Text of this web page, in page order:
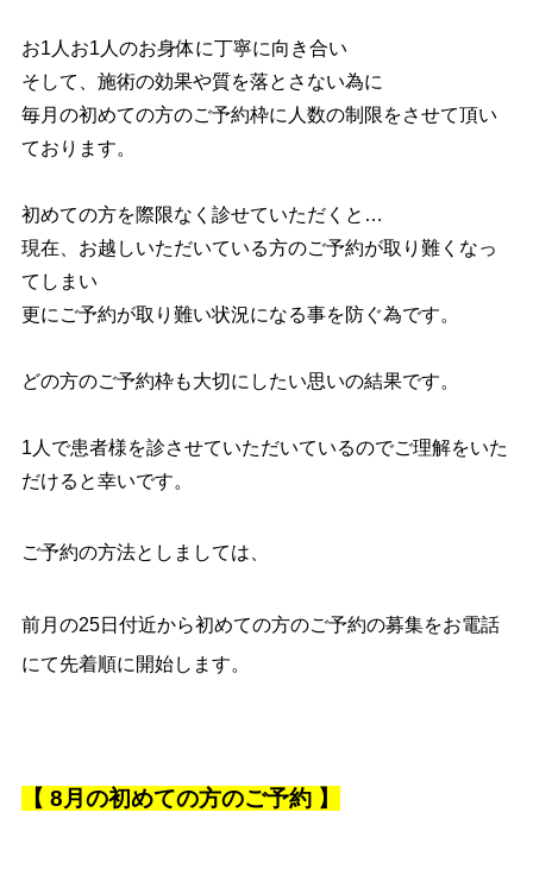
お1人お1人のお身体に丁寧に向き合い
そして、施術の効果や質を落とさない為に
毎月の初めての方のご予約枠に人数の制限をさせて頂い
ております。
初めての方を際限なく診せていただくと…
現在、お越しいただいている方のご予約が取り難くなっ
てしまい
更にご予約が取り難い状況になる事を防ぐ為です。
どの方のご予約枠も大切にしたい思いの結果です。
1人で患者様を診させていただいているのでご理解をいた
だけると幸いです。
ご予約の方法としましては、
前月の25日付近から初めての方のご予約の募集をお電話
にて先着順に開始します。
【 8月の初めての方のご予約 】